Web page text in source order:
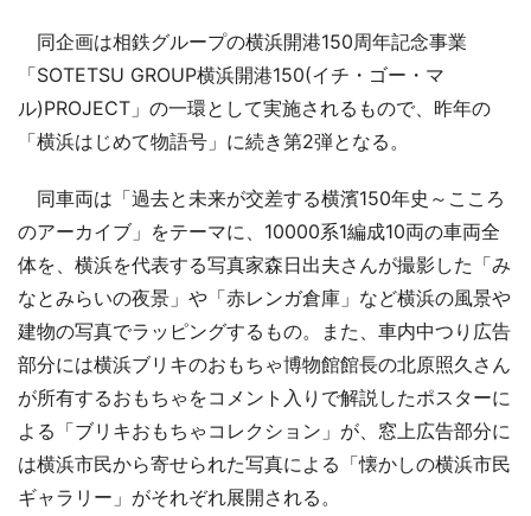
同企画は相鉄グループの横浜開港150周年記念事業
「SOTETSU GROUP横浜開港150(イチ・ゴー・マ
ル)PROJECT」の一環として実施されるもので、昨年の
「横浜はじめて物語号」に続き第2弾となる。
同車両は「過去と未来が交差する横濱150年史～こころ
のアーカイブ」をテーマに、10000系1編成10両の車両全
体を、横浜を代表する写真家森日出夫さんが撮影した「み
なとみらいの夜景」や「赤レンガ倉庫」など横浜の風景や
建物の写真でラッピングするもの。また、車内中つり広告
部分には横浜ブリキのおもちゃ博物館館長の北原照久さん
が所有するおもちゃをコメント入りで解説したポスターに
よる「ブリキおもちゃコレクション」が、窓上広告部分に
は横浜市民から寄せられた写真による「懐かしの横浜市民
ギャラリー」がそれぞれ展開される。